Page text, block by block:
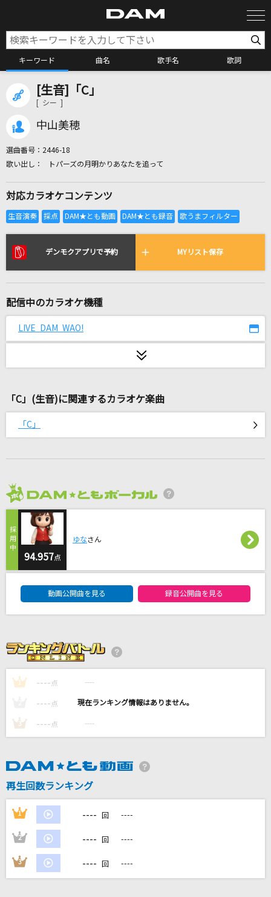
キーワード 曲名 歌手名 歌詞
全国りれき
リアルタイムで歌われている曲の一覧
ハルウタ
1991(ビデオクリップバージョン)
マリーゴールド
あいみょん
P-O-P-T-R-A-I-N
Someday
秒針を噛む
ずっと真夜中でいいのに。
[生音]366日
HY
なにやってもうまくいかない
meiyo
DAMの新曲・ランキングなど
カラオケ最新情報をチェック！
カラオケをもっと楽しもう！
[生音]「C」
[ シー ]
中山美穂
選曲番号： 2446-18
トパーズの月明かりあなたを追って
対応カラオケコンテンツ
デンモクアプリで予約 MYリスト保存
配信中のカラオケ機種
LIVE DAM WAO!
「C」(生音)に関連するカラオケ楽曲
「C」
94.957点
ゆなさん
動画公開曲を見る 録音公開曲を見る
1 ---- 点 ----
---- 点 ----
3 ---- 点 ----
再生回数ランキング
1 ---- 回 ----
2 ---- 回 ----
3 ---- 回 ----